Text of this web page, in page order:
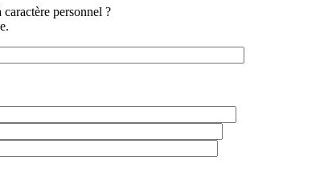
personnel ?